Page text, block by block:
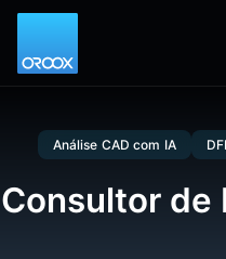
Análise CAD com IA
Consultor de